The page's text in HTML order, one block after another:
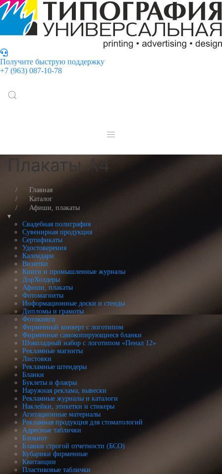
Получите быструю поддержку
+7 (963) 087-10-78
Плакаты А4
Главная
Каталог
Афиши, плакаты
▾
Свадебная полиграфия
Сувенирная продукция
Сертификаты
Удостоверения
Календари
Визитки
Книги и промышленные журналы
ДорХолдеры
Афиши, плакаты
Фотомагниты
Информационные доски и стенды
Дипломы и грамоты
Фотокнига
Фирменный конверт с логотипом
Фирменные самокопирующиеся бланки
Шоколадный набор с логотипом «Пенал 12»
Рекламные магниты
Листовки
Рекламные штендеры
Бланки
Буклеты и флаеры
Наружная реклама, вывески
Рекламные журналы и каталоги
Наклейки, этикетки и стикеры
Агитационные материалы
Рекламная продукция для стоматологий
Адресные таблички
Блокнот
Бланки строгой отчетности (БСО)
Кубарики фирменные
Квитанции
Пластиковые таблички